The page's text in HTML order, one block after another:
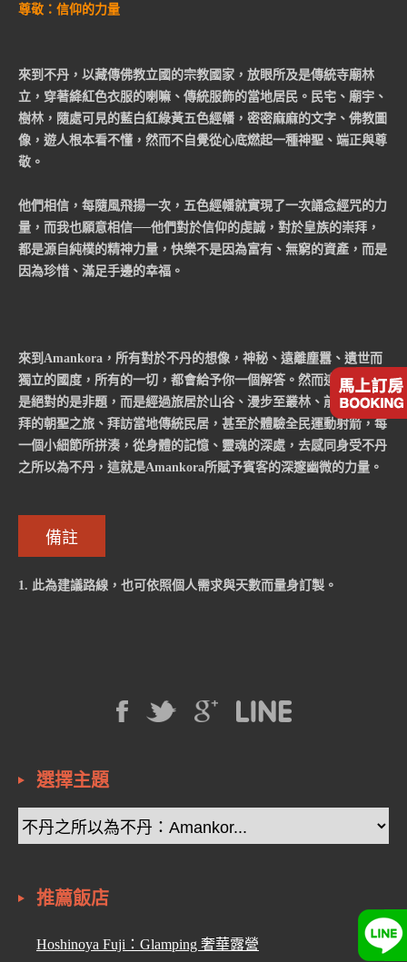
尊敬：信仰的力量
來到不丹，以藏傳佛教立國的宗教國家，放眼所及是傳統寺廟林
立，穿著絳紅色衣服的喇嘛、傳統服飾的當地居民。民宅、廟宇、
樹林，隨處可見的藍白紅綠黃五色經幡，密密麻麻的文字、佛教圖
像，遊人根本看不懂，然而不自覺從心底燃起一種神聖、端正與尊
敬。
他們相信，每隨風飛揚一次，五色經幡就實現了一次誦念經咒的力
量，而我也願意相信──他們對於信仰的虔誠，對於皇族的崇拜，
都是源自純樸的精神力量，快樂不是因為富有、無窮的資產，而是
因為珍惜、滿足手邊的幸福。
來到Amankora，所有對於不丹的想像，神秘、遠離塵囂、遺世而
獨立的國度，所有的一切，都會給予你一個解答。然而這個解答不
是絕對的是非題，而是經過旅居於山谷、漫步至叢林、前往寺廟參
拜的朝聖之旅、拜訪當地傳統民居，甚至於體驗全民運動射箭，每
一個小細節所拼湊，從身體的記憶、靈魂的深處，去感同身受不丹
之所以為不丹，這就是Amankora所賦予賓客的深邃幽微的力量。
備註
1. 此為建議路線，也可依照個人需求與天數而量身訂製。
選擇主題
推薦飯店
Hoshinoya Fuji：Glamping 奢華露營